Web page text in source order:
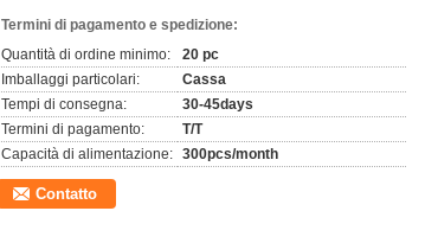
Termini di pagamento e spedizione:
Quantità di ordine minimo:
20 pc
Imballaggi particolari:
Cassa
Tempi di consegna:
30-45days
Termini di pagamento:
T/T
Capacità di alimentazione: 300pcs/month
Contatto